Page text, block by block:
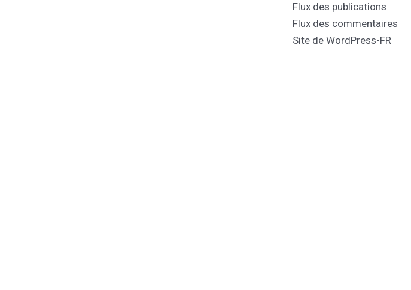
Flux des publications
Flux des commentaires
Site de WordPress-FR